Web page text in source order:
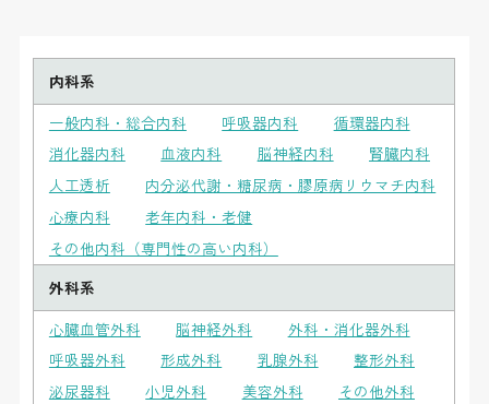
内科系
一般内科・総合内科
呼吸器内科
循環器内科
消化器内科
血液内科 脳神経内科
腎臓内科
人工透析
内分泌代謝・糖尿病・膠原病リウマチ内科
心療内科
老年内科・老健
その他内科（専門性の高い内科）
外科系
心臓血管外科
脳神経外科
外科・消化器外科
呼吸器外科
形成外科 乳腺外科
整形外科
泌尿器科
小児外科 美容外科
その他外科